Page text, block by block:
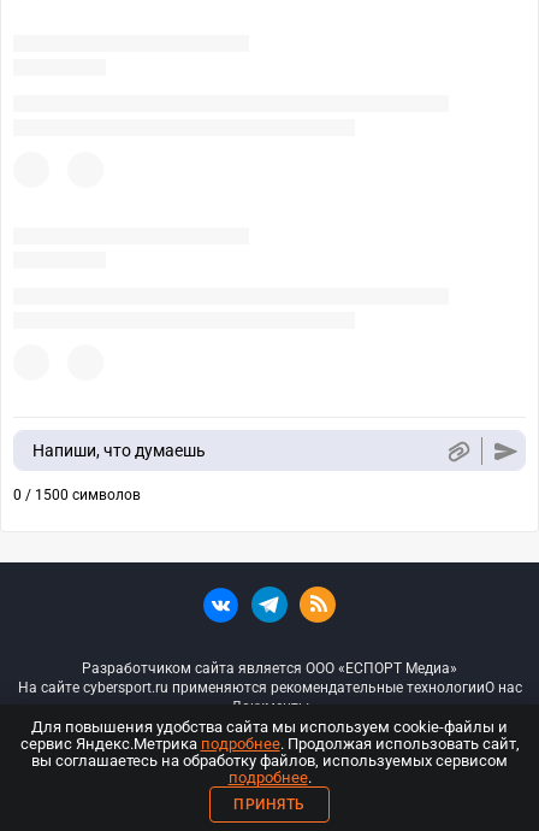
Напиши, что думаешь
0 / 1500 символов
Разработчиком сайта является ООО «ЕСПОРТ Медиа»
На сайте cybersport.ru применяются рекомендательные технологииО нас
Документы
© ООО «Киберспорт.ру» — Все права защищены
18+
ООО «Киберспорт.ру». Свидетельство о регистрации средств массовой
Для повышения удобства сайта мы используем cookie-файлы и
сервис Яндекс.Метрика подробнее. Продолжая использовать сайт,
вы соглашаетесь на обработку файлов, используемых сервисом
подробнее.
ПРИНЯТЬ